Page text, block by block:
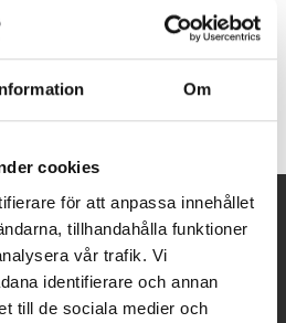
Om
cookies
för att anpassa innehållet
tillhandahålla funktioner
vår trafik. Vi
identifierare och annan
till de sociala medier och
are currently closed.